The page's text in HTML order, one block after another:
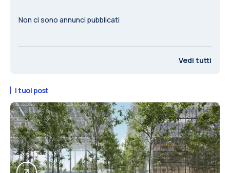
Non ci sono annunci pubblicati
Vedi tutti
I tuoi post